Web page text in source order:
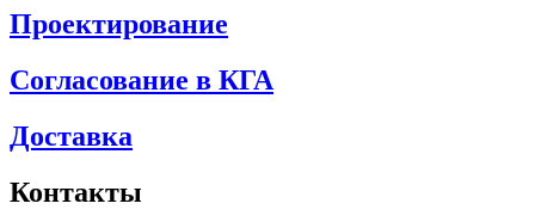
Проектирование
Согласование в КГА
Доставка
Контакты